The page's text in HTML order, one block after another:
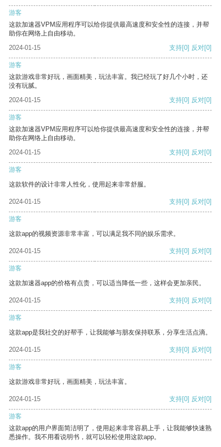
游客
这款加速器VPM应用程序可以给你提供最高速度和安全性的连接，并帮
助你在网络上自由移动。
2024-01-15
支持[0] 反对[0]
游客
这款游戏非常好玩，画面精美，玩法丰富。我已经玩了好几个小时，还
没有玩腻。
2024-01-15
支持[0] 反对[0]
游客
这款加速器VPM应用程序可以给你提供最高速度和安全性的连接，并帮
助你在网络上自由移动。
2024-01-15
支持[0] 反对[0]
游客
这款软件的设计非常人性化，使用起来非常舒服。
2024-01-15 支持[0] 反对[0]
游客
这款app的视频资源非常丰富，可以满足我不同的娱乐需求。
2024-01-15 支持[0] 反对[0]
游客
这款加速器app的价格有点贵，可以适当降低一些，这样会更加亲民。
2024-01-15 支持[0] 反对[0]
游客
这款app是我社交的好帮手，让我能够与朋友保持联系，分享生活点滴。
2024-01-15 支持[0] 反对[0]
游客
这款游戏非常好玩，画面精美，玩法丰富。
2024-01-15 支持[0] 反对[0]
游客
这款app的用户界面简洁明了，使用起来非常容易上手，让我能够快速熟
悉操作。我不用看说明书，就可以轻松使用这款app。